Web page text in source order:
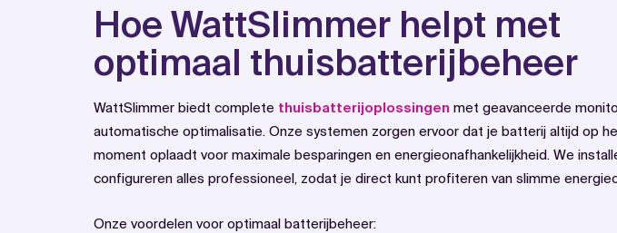
Hoe WattSlimmer helpt met
optimaal thuisbatterijbeheer
WattSlimmer biedt complete thuisbatterijoplossingen met geavanceerde
automatische optimalisatie. Onze systemen zorgen ervoor dat je batterij altijd op
moment oplaadt voor maximale besparingen en energieonafhankelijkheid. We
configureren alles professioneel, zodat je direct kunt profiteren van slimme
Onze voordelen voor optimaal batterijbeheer: